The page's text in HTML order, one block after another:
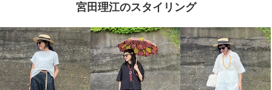
宮田理江のスタイリング